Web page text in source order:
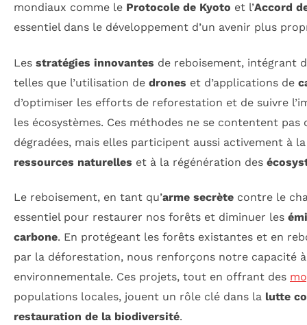
mondiaux comme le Protocole de Kyoto et l’Accord
essentiel dans le développement d’un avenir plus
Les stratégies innovantes de reboisement, intégrant
telles que l’utilisation de drones et d’applications de
d’optimiser les efforts de reforestation et de suivre
les écosystèmes. Ces méthodes ne se contentent
dégradées, mais elles participent aussi activement à
ressources naturelles et à la régénération des
Le reboisement, en tant qu’arme secrète contre le
essentiel pour restaurer nos forêts et diminuer les
carbone. En protégeant les forêts existantes et en
par la déforestation, nous renforçons notre capacité
environnementale. Ces projets, tout en offrant des
populations locales, jouent un rôle clé dans la lutte
restauration de la biodiversité.